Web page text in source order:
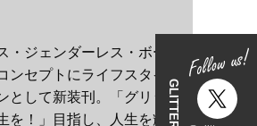
・ジェンダーレス・ボー
ンセプトにライフスタイ
として新装刊。「グリッ
を！」目指し、人生を輝